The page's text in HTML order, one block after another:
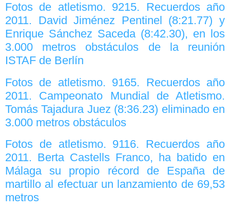
Fotos de atletismo. 9215. Recuerdos año
2011. David Jiménez Pentinel (8:21.77) y
Enrique Sánchez Saceda (8:42.30), en los
3.000 metros obstáculos de la reunión
ISTAF de Berlín
Fotos de atletismo. 9165. Recuerdos año
2011. Campeonato Mundial de Atletismo.
Tomás Tajadura Juez (8:36.23) eliminado en
3.000 metros obstáculos
Fotos de atletismo. 9116. Recuerdos año
2011. Berta Castells Franco, ha batido en
Málaga su propio récord de España de
martillo al efectuar un lanzamiento de 69,53
metros